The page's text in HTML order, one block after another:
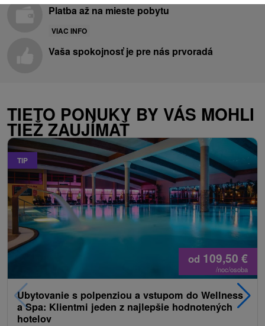
Platba až na mieste pobytu
VIAC INFO
Vaša spokojnosť je pre nás prvoradá
TIETO PONUKY BY VÁS MOHLI
TIEŽ ZAUJÍMAŤ
TIP
od 109,50 €
/noc/osoba
Ubytovanie s polpenziou a vstupom do Wellness
a Spa: Klientmi jeden z najlepšie hodnotených
hotelov